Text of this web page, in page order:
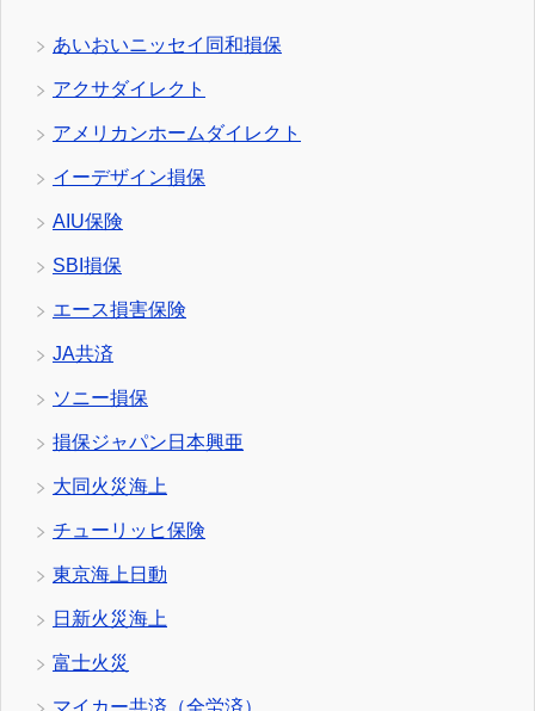
あいおいニッセイ同和損保
アクサダイレクト
アメリカンホームダイレクト
イーデザイン損保
AIU保険
SBI損保
エース損害保険
JA共済
ソニー損保
損保ジャパン日本興亜
大同火災海上
チューリッヒ保険
東京海上日動
日新火災海上
富士火災